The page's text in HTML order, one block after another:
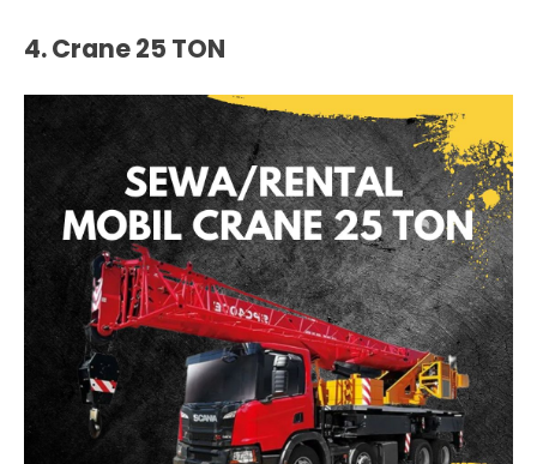
4. Crane 25 TON